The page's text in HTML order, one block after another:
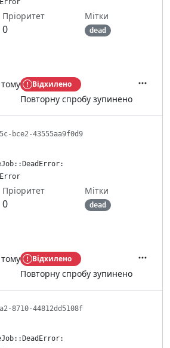
Пріоритет
0
Мітки
dead
Відхилено
Повторну спробу зупинено
bce2-43555aa9f0d9
Пріоритет
0
Мітки
dead
Відхилено
Повторну спробу зупинено
8710-44812dd5108f